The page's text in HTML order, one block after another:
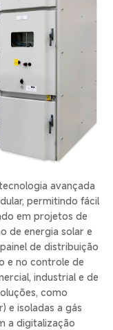
avançada
permitindo fácil
em projetos de
de energia solar e
de distribuição
e no controle de
industrial e de
como
e isoladas a gás
a digitalização